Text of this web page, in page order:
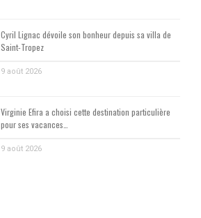
Cyril Lignac dévoile son bonheur depuis sa villa de
Saint-Tropez
9 août 2026
Virginie Efira a choisi cette destination particulière
pour ses vacances…
9 août 2026